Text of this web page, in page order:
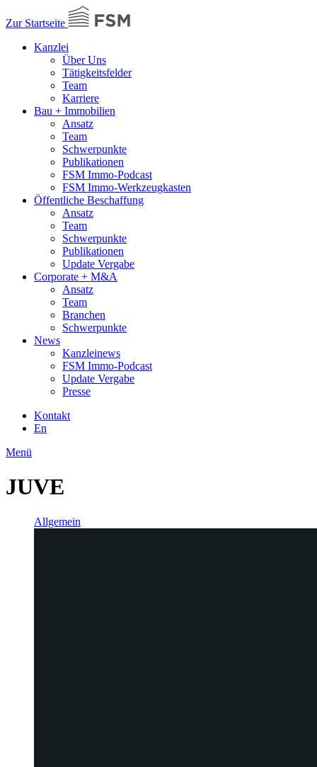
Zur Startseite
Kanzlei
Über Uns
Tätigkeitsfelder
Team
Karriere
Bau + Immobilien
Ansatz
Team
Schwerpunkte
Publikationen
FSM Immo-Podcast
FSM Immo-Werkzeugkasten
Öffentliche Beschaffung
Ansatz
Team
Schwerpunkte
Publikationen
Update Vergabe
Corporate + M&A
Ansatz
Team
Branchen
Schwerpunkte
News
Kanzleinews
FSM Immo-Podcast
Update Vergabe
Presse
Kontakt
En
Menü
JUVE
Allgemein